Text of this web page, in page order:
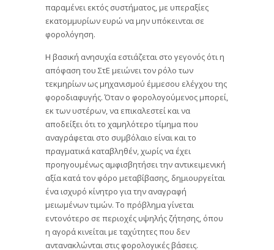
παραμένει εκτός συστήματος, με υπεραξίες
εκατομμυρίων ευρώ να μην υπόκεινται σε
φορολόγηση.
Η βασική ανησυχία εστιάζεται στο γεγονός ότι η
απόφαση του ΣτΕ μειώνει τον ρόλο των
τεκμηρίων ως μηχανισμού έμμεσου ελέγχου της
φοροδιαφυγής. Όταν ο φορολογούμενος μπορεί,
εκ των υστέρων, να επικαλεστεί και να
αποδείξει ότι το χαμηλότερο τίμημα που
αναγράφεται στο συμβόλαιο είναι και το
πραγματικά καταβληθέν, χωρίς να έχει
προηγουμένως αμφισβητήσει την αντικειμενική
αξία κατά τον φόρο μεταβίβασης, δημιουργείται
ένα ισχυρό κίνητρο για την αναγραφή
μειωμένων τιμών. Το πρόβλημα γίνεται
εντονότερο σε περιοχές υψηλής ζήτησης, όπου
η αγορά κινείται με ταχύτητες που δεν
αντανακλώνται στις φορολογικές βάσεις.